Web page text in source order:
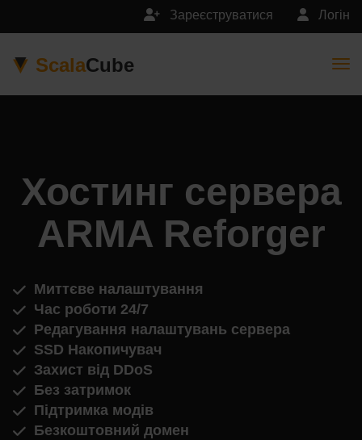
Логін
Зареєструватися
ScalaCube
Хостинг сервера
ARMA Reforger
Миттєве налаштування
Час роботи 24/7
Редагування налаштувань сервера
SSD Накопичувач
Захист від DDoS
Без затримок
Підтримка модів
Безкоштовний домен